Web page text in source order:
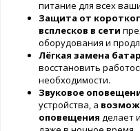
питание для всех
Защита от
всплесков в сети
оборудования и
Лёгкая замена
восстановить
необходимости.
Звуковое
устройства, а
оповещения делает